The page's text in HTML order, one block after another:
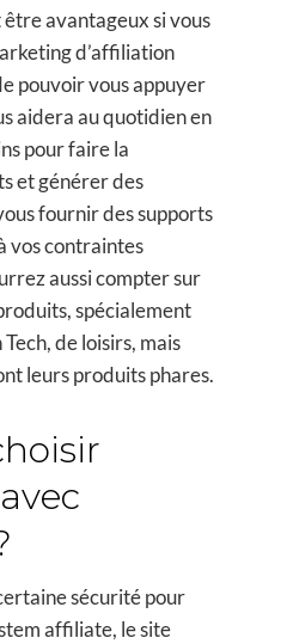
avantageux si vous
d’affiliation
pouvoir vous appuyer
aidera au quotidien en
pour faire la
et générer des
fournir des supports
vos contraintes
aussi compter sur
spécialement
de loisirs, mais
leurs produits phares.
sécurité pour
affiliate, le site